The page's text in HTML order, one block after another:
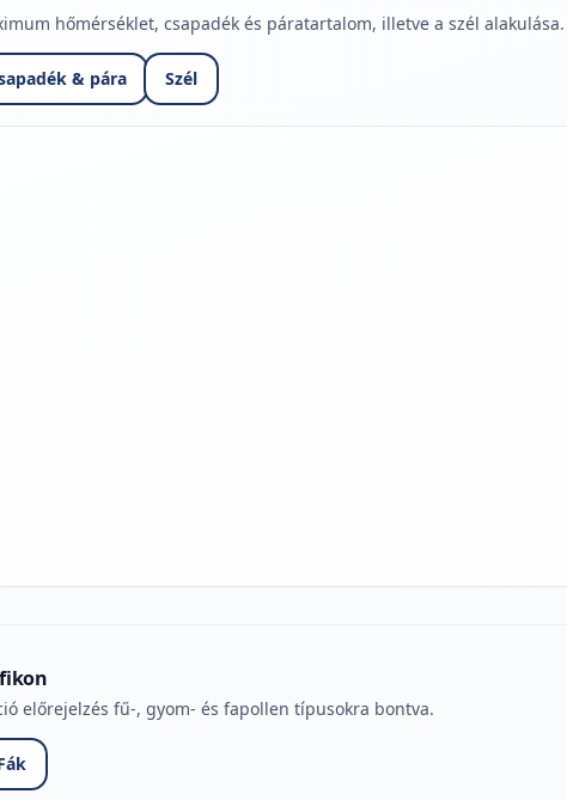
hőmérséklet, csapadék és páratartalom, illetve a szél alakulása.
& pára Szél
előrejelzés fű-, gyom- és fapollen típusokra bontva.